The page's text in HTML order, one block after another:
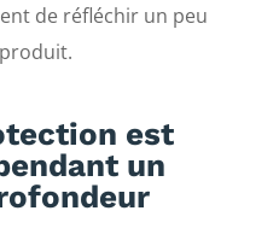
de réfléchir un peu
est
un